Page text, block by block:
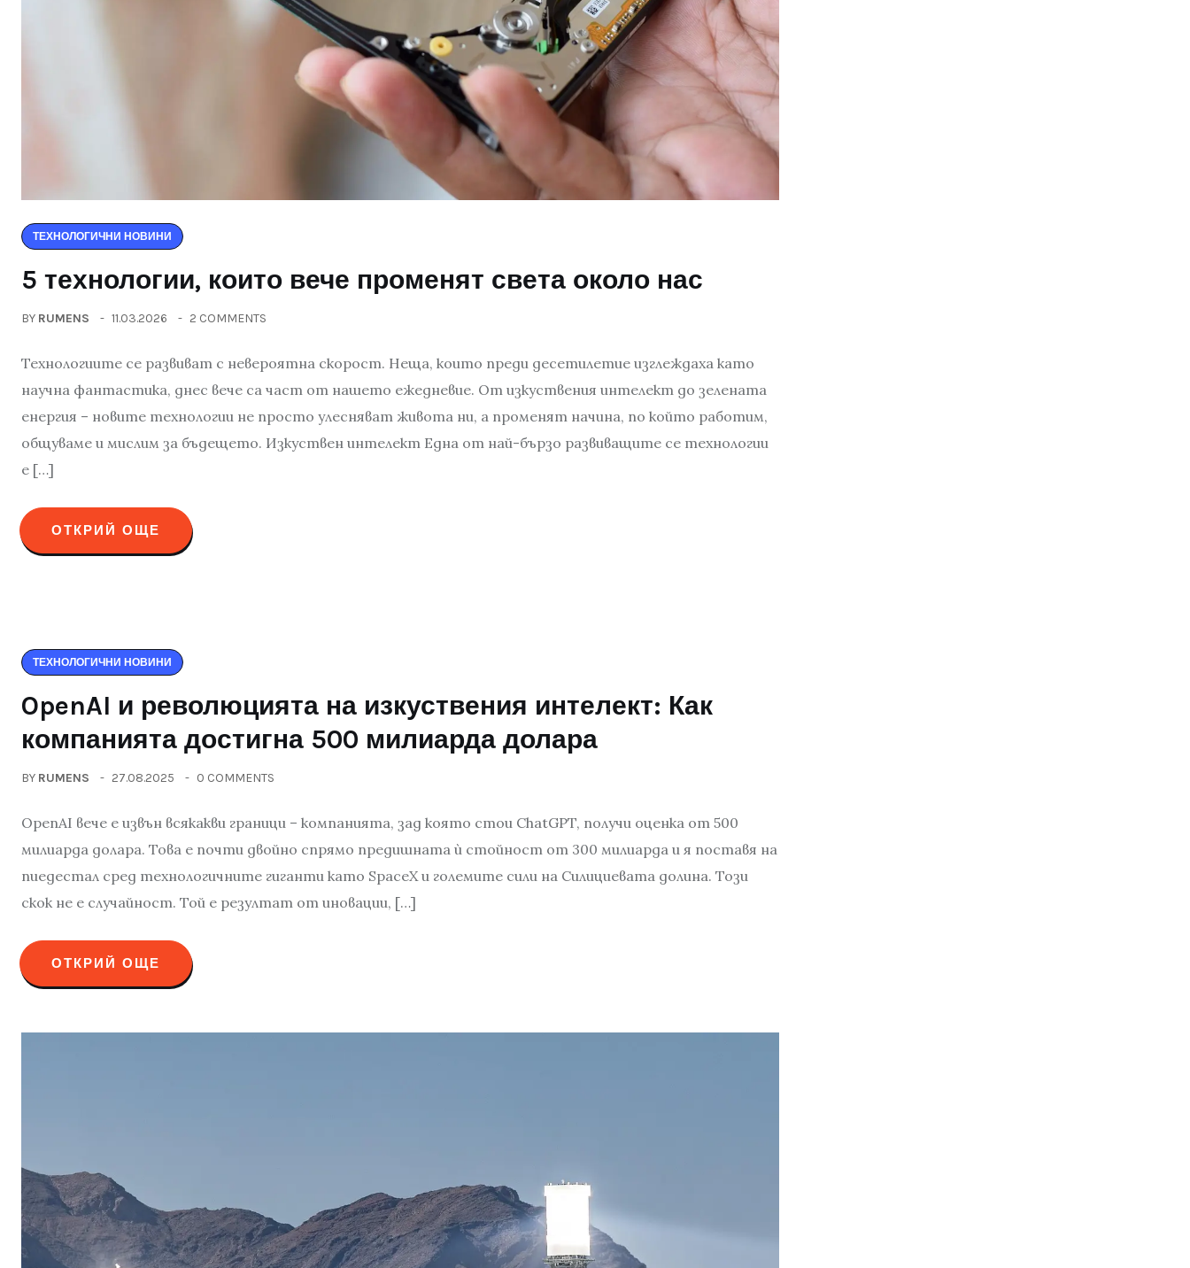
ТЕХНОЛОГИЧНИ НОВИНИ
5 технологии, които вече променят света около нас
BY RUMENS 11.03.2026 2 COMMENTS
Технологиите се развиват с невероятна скорост. Неща, които преди десетилетие изглеждаха като
научна фантастика, днес вече са част от нашето ежедневие. От изкуствения интелект до зелената
енергия – новите технологии не просто улесняват живота ни, а променят начина, по който работим,
общуваме и мислим за бъдещето. Изкуствен интелект Една от най-бързо развиващите се технологии
е […]
ОТКРИЙ ОЩЕ
ТЕХНОЛОГИЧНИ НОВИНИ
OpenAI и революцията на изкуствения интелект: Как
компанията достигна 500 милиарда долара
BY RUMENS 27.08.2025 0 COMMENTS
OpenAI вече е извън всякакви граници – компанията, зад която стои ChatGPT, получи оценка от 500
милиарда долара. Това е почти двойно спрямо предишната ѝ стойност от 300 милиарда и я поставя на
пиедестал сред технологичните гиганти като SpaceX и големите сили на Силициевата долина. Този
скок не е случайност. Той е резултат от иновации, […]
ОТКРИЙ ОЩЕ